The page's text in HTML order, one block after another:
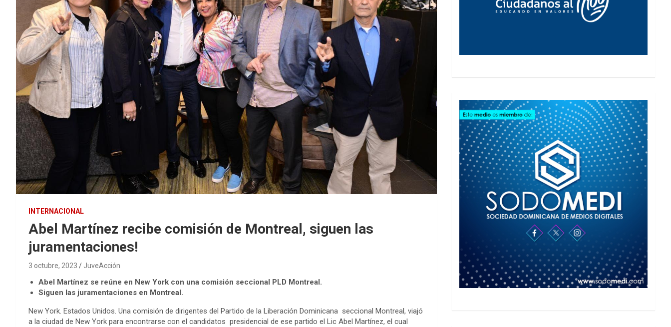
INTERNACIONAL
Abel Martínez recibe comisión de Montreal, siguen las
juramentaciones!
3 octubre, 2023 JuveAcción
Abel Martínez se reúne en New York con una comisión seccional PLD Montreal.
Siguen las juramentaciones en Montreal.
New York. Estados Unidos. Una comisión de dirigentes del Partido de la Liberación Dominicana seccional Montreal, viajó
a la ciudad de New York para encontrarse con el candidatos presidencial de ese partido el Lic Abel Martínez, el cual